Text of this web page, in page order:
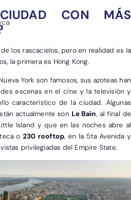
CON MÁS
los rascacielos, pero en realidad es la
la primera es Hong Kong.
York son famosos, sus azoteas han
escenas en el cine y la televisión y
característico de la ciudad. Algunas
actualmente son Le Bain, al final de
Island y que en las noches abre al
o 230 rooftop, en la 5ta Avenida y
privilegiadas del Empire State.